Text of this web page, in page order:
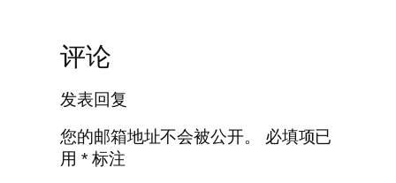
评论
发表回复
您的邮箱地址不会被公开。
必填项已
用 *标注